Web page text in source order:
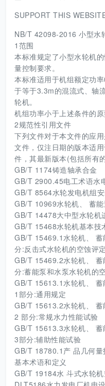
SUPPORT THIS
NB/T 42098-2016 小型水
1范围
本标准规定了小型水轮机
量控制要求。
本标准适用于机组额定功
于等于3.3m的混流式、轴
轮机。
机组功率小于上述条件的
2规范性引用文件
下列文件对于本文件的应
文件，仅注日期的版本适
件，其最新版本(包括所有
GB/T 1174铸造轴承合金
GB/T 2900.45电工术语水
GB/T 8564水轮发电机组
GB/T 10969水轮机、 蓄
GB/T 14478大中型水轮机
GB/T 15468水轮机基本技
GB/T 15469.1水轮机、
分:反击式水轮机的空蚀评定
GB/T 15469.2水轮机、
分:蓄能泵和水泵水轮机的
GB/T 15613.1水轮机、
1部分:通用规定
GB/T 15613.2水轮机、
2 部分:常规水力性能试验
GB/T 15613.3水轮机、
3部分:辅助性能试验
GB/T 18780.1产 品几何
基本术语和定义
GB/T 19184水 斗式水轮机